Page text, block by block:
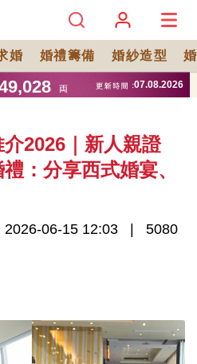
婚 婚禮籌備 婚紗造型
2026｜新人親證
：分享西式婚宴、
06-15 12:03
5080